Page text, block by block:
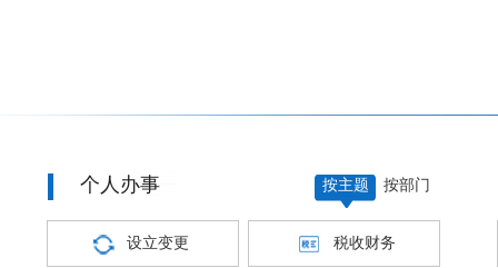
个人办事 按主题 按部门
设立变更 税收财务